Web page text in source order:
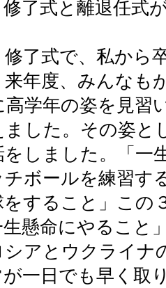
了式と離退任式
了式で、私から
来年度、みんなも
高学年の姿を見習
ました。その姿と
をしました。「一
ボールを練習す
すること」この
生懸命にやるこ
アとウクライナ
一日でも早く取